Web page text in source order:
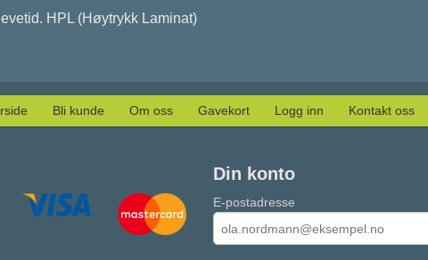
HPL (Høytrykk Laminat)
Bli kunde Om oss Gavekort Logg inn Kontakt oss
Din konto
E-postadresse